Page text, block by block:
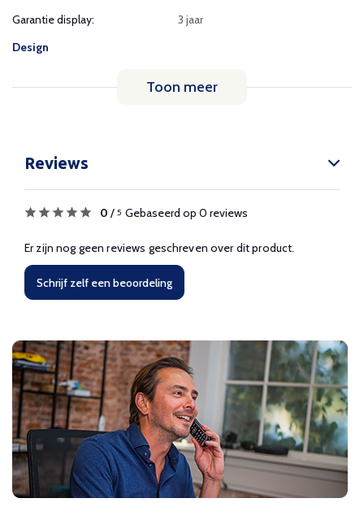
Garantie display:
3 jaar
Design
Toon meer
Reviews
0 / 5 Gebaseerd op 0 reviews
Er zijn nog geen reviews geschreven over dit product.
Schrijf zelf een beoordeling